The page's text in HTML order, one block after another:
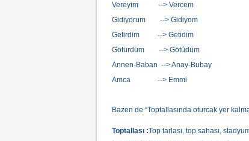
Vereyim --> Vercem
Gidiyorum --> Gidiyom
Getirdim --> Getidim
Götürdüm --> Götüdüm
Annen-Baban --> Anay-Bubay
Amca --> Emmi
Bazen de “Toptallasında oturcak yer
Toptallası :Top tarlası, top sahası,